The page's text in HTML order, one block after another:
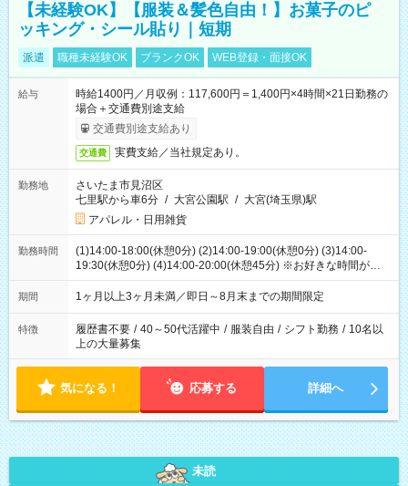
【未経験OK】【服装＆髪色自由！】お菓子のピ
ッキング・シール貼り｜短期
派遣 職種未経験OK ブランクOK WEB登録・面接OK
給与
時給1400円／月収例：117,600円＝1,400円×4時間×21日勤務の
場合＋交通費別途支給
交通費別途支給あり
交通費 実費支給／当社規定あり。
勤務地
さいたま市見沼区
七里駅から車6分 / 大宮公園駅 / 大宮(埼玉県)駅
アパレル・日用雑貨
勤務時間
(1)14:00-18:00(休憩0分) (2)14:00-19:00(休憩0分) (3)14:00-
19:30(休憩0分) (4)14:00-20:00(休憩45分) ※お好きな時間が選べ
ます
期間 1ヶ月以上3ヶ月未満／即日～8月末までの期間限定
特徴 履歴書不要 / 40～50代活躍中 / 服装自由 / シフト勤務 / 10名以
上の大量募集
気になる！ 応募する 詳細へ
未読